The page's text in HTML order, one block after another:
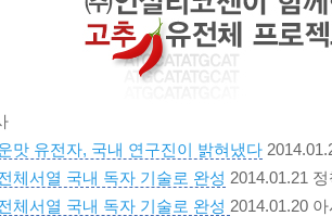
맛 유전자, 국내 연구진이 밝혀냈다
체서열 국내 독자 기술로 완성 2014.01.21
체서열 국내 독자 기술로 완성 2014.01.20